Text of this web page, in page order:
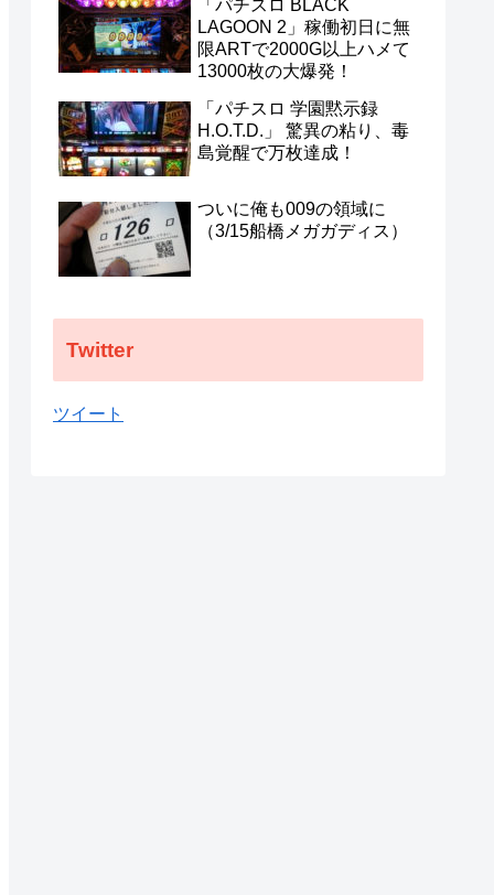
わらせるな！
「パチスロ BLACK
LAGOON 2」稼働初日に無
限ARTで2000G以上ハメて
13000枚の大爆発！
「パチスロ 学園黙示録
H.O.T.D.」 驚異の粘り、毒
島覚醒で万枚達成！
ついに俺も009の領域に
（3/15船橋メガガディス）
Twitter
ツイート